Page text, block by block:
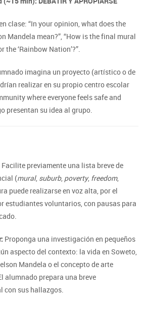
clase: “In your opinion, what does the
Mandela mean?”, “How is the final mural
the ‘Rainbow Nation’?”.
imagina un proyecto (artístico o de
realizar en su propio centro escolar
where everyone feels safe and
presentan su idea al grupo.
Facilite previamente una lista breve de
(mural, suburb, poverty, freedom,
puede realizarse en voz alta, por el
estudiantes voluntarios, con pausas para
Proponga una investigación en pequeños
aspecto del contexto: la vida en Soweto,
Mandela o el concepto de arte
alumnado prepara una breve
con sus hallazgos.